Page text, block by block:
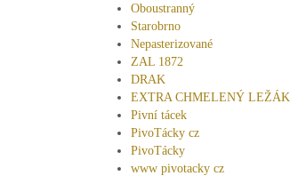
Oboustranný
Starobrno
Nepasterizované
ZAL 1872
DRAK
EXTRA CHMELENÝ LEŽÁK
Pivní tácek
PivoTácky cz
PivoTácky
www pivotacky cz